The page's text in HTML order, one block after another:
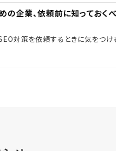
企業、依頼前に知っておく
対策を依頼するときに気をつけ